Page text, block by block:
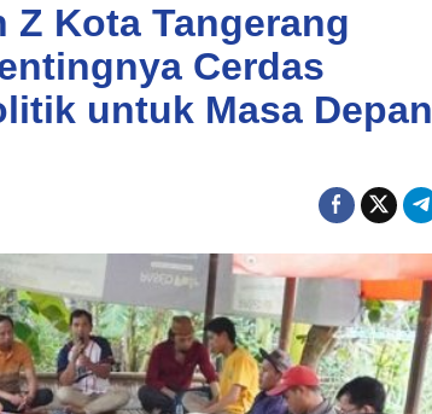
Z Kota Tangerang
Cerdas
untuk Masa Depan